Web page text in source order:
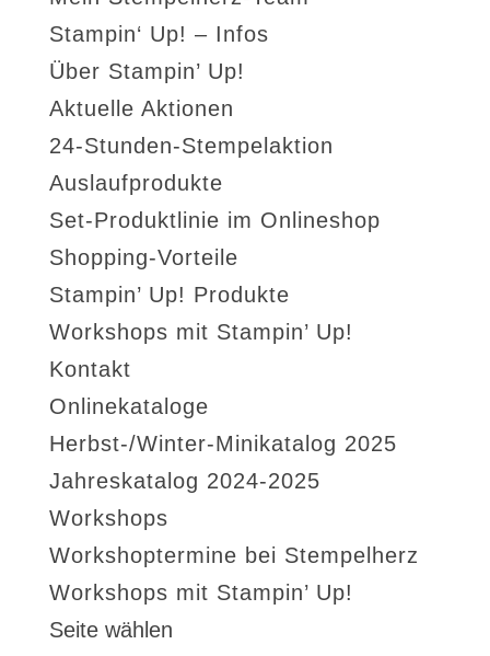
Stampin‘ Up! – Infos
Über Stampin’ Up!
Aktuelle Aktionen
24-Stunden-Stempelaktion
Auslaufprodukte
Set-Produktlinie im Onlineshop
Shopping-Vorteile
Stampin’ Up! Produkte
Workshops mit Stampin’ Up!
Kontakt
Onlinekataloge
Herbst-/Winter-Minikatalog 2025
Jahreskatalog 2024-2025
Workshops
Workshoptermine bei Stempelherz
Workshops mit Stampin’ Up!
Seite wählen